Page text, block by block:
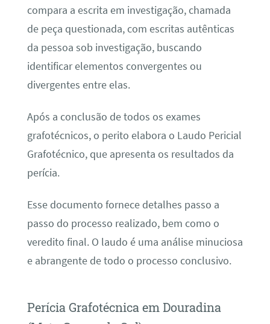
compara a escrita em investigação, chamada
de peça questionada, com escritas autênticas
da pessoa sob investigação, buscando
identificar elementos convergentes ou
divergentes entre elas.
Após a conclusão de todos os exames
grafotécnicos, o perito elabora o Laudo Pericial
Grafotécnico, que apresenta os resultados da
perícia.
Esse documento fornece detalhes passo a
passo do processo realizado, bem como o
veredito final. O laudo é uma análise minuciosa
e abrangente de todo o processo conclusivo.
Perícia Grafotécnica em Douradina